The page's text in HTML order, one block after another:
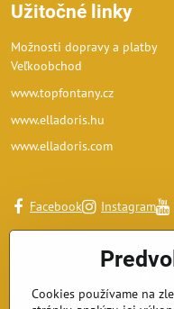
Užitočné linky
Možnosti dopravy a platby
Veľkoobchod
www.topfontany.cz
www.elladoris.hu
www.elladoris.com
Facebook Instagram
Cookies používame na